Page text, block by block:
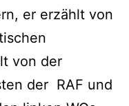
er erzählt von
von der
der RAF und